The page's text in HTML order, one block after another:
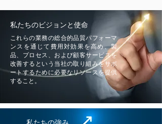
私たちのビジョンと使命
これらの業務の総合的品質パフォーマ
ンスを通じて費用対効果を高め、製
品、プロセス、および顧客サービスを
改善するという当社の取り組みをサポ
ートするために必要なリソースを提供
すること。
私たちの強み